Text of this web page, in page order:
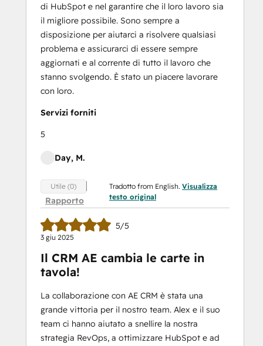
di HubSpot e nel garantire che il loro lavoro sia
il migliore possibile. Sono sempre a
disposizione per aiutarci a risolvere qualsiasi
problema e assicurarci di essere sempre
aggiornati e al corrente di tutto il lavoro che
stanno svolgendo. È stato un piacere lavorare
con loro.
Servizi forniti
5
Day, M.
Utile (0)
Rapporto
Tradotto from English.Visualizza
testo original
5/5
3 giu 2025
Il CRM AE cambia le carte in
tavola!
La collaborazione con AE CRM è stata una
grande vittoria per il nostro team. Alex e il suo
team ci hanno aiutato a snellire la nostra
strategia RevOps, a ottimizzare HubSpot e ad